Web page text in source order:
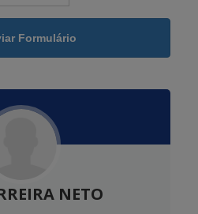
Formulário
NETO